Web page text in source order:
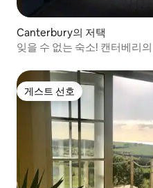
Canterbury의 저택
잊을 수 없는 숙소! 캔터베리
게스트 선호
게스트 선호